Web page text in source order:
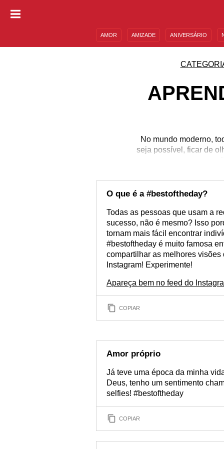
AMOR AMIZADE ANIVERSÁRIO
No mundo moderno,
seja possível, ficar de
O que é a #bestoftheday?
Todas as pessoas que usam a
sucesso, não é mesmo? Isso
tornam mais fácil encontrar
#bestoftheday é muito famosa
compartilhar as melhores
Instagram! Experimente!
Apareça bem no feed do
COPIAR
Amor próprio
Já teve uma época da minha
Deus, tenho um sentimento
selfies! #bestoftheday
COPIAR